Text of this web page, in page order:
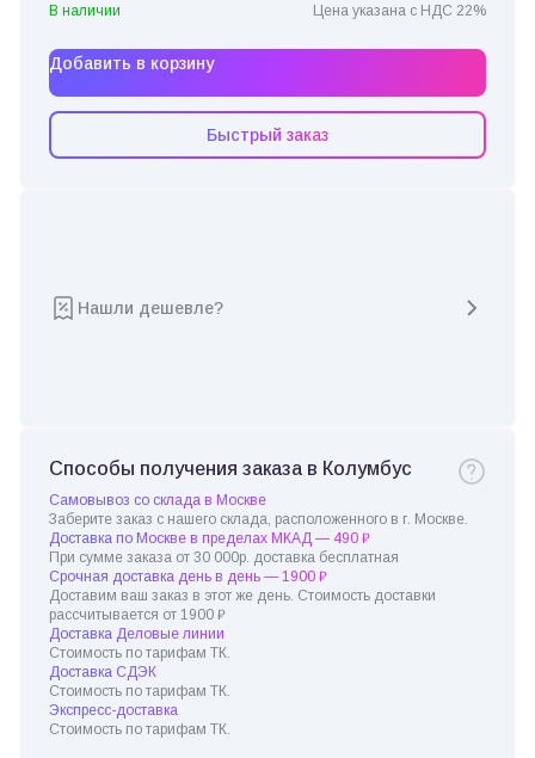
В наличии Цена указана с НДС 22%
Добавить в корзину
Быстрый заказ
Нашли дешевле?
Способы получения заказа в Колумбус
Самовывоз со склада в Москве
Заберите заказ с нашего склада, расположенного в г. Москве.
Доставка по Москве в пределах МКАД — 490 ₽
При сумме заказа от 30 000р. доставка бесплатная
Срочная доставка день в день — 1900 ₽
Доставим ваш заказ в этот же день. Стоимость доставки
рассчитывается от 1900 ₽
Доставка Деловые линии
Стоимость по тарифам ТК.
Доставка СДЭК
Стоимость по тарифам ТК.
Экспресс-доставка
Стоимость по тарифам ТК.